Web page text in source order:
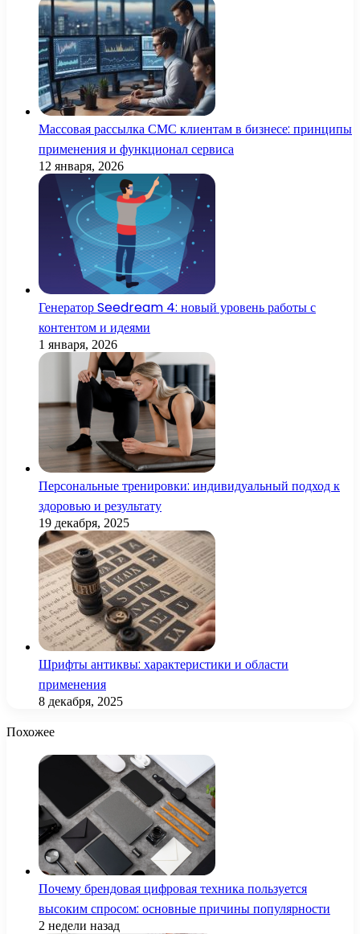
Массовая рассылка СМС клиентам в бизнесе: принципы
применения и функционал сервиса
12 января, 2026
Генератор Seedream 4: новый уровень работы с
контентом и идеями
1 января, 2026
Персональные тренировки: индивидуальный подход к
здоровью и результату
19 декабря, 2025
Шрифты антиквы: характеристики и области
применения
8 декабря, 2025
Похожее
Почему брендовая цифровая техника пользуется
высоким спросом: основные причины популярности
2 недели назад